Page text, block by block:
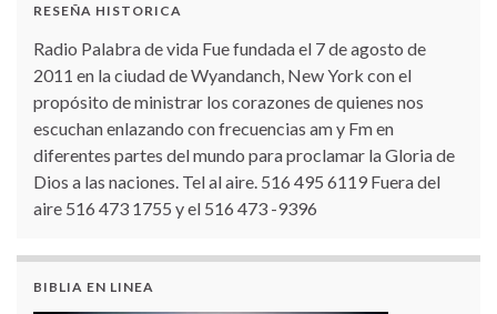
RESEÑA HISTORICA
Radio Palabra de vida Fue fundada el 7 de agosto de
2011 en la ciudad de Wyandanch, New York con el
propósito de ministrar los corazones de quienes nos
escuchan enlazando con frecuencias am y Fm en
diferentes partes del mundo para proclamar la Gloria de
Dios a las naciones. Tel al aire. 516 495 6119 Fuera del
aire 516 473 1755 y el 516 473 -9396
BIBLIA EN LINEA